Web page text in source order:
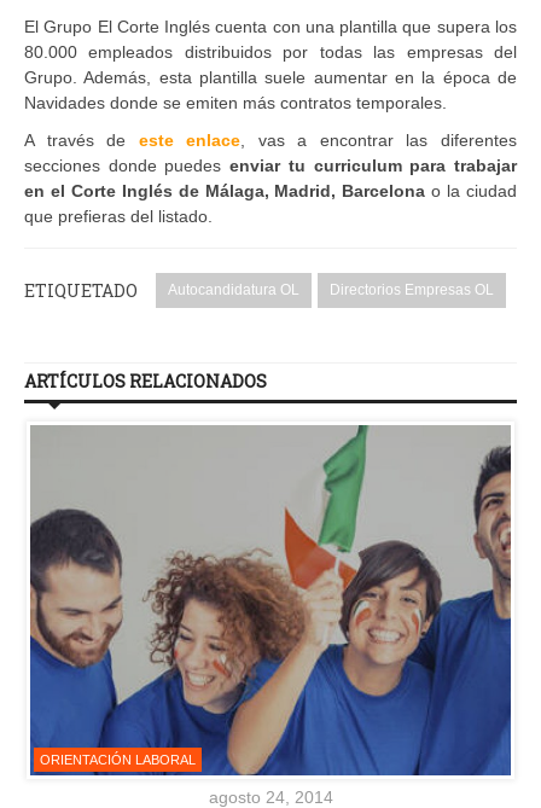
El Grupo El Corte Inglés cuenta con una plantilla que supera los
80.000 empleados distribuidos por todas las empresas del
Grupo. Además, esta plantilla suele aumentar en la época de
Navidades donde se emiten más contratos temporales.
A través de este enlace , vas a encontrar las diferentes
secciones donde puedesenviar tu curriculum para trabajar
en el Corte Inglés de Málaga, Madrid, Barcelona o la ciudad
que prefieras del listado.
ETIQUETADO Autocandidatura OL Directorios Empresas OL
ARTÍCULOS RELACIONADOS
ORIENTACIÓN LABORAL
agosto 24, 2014